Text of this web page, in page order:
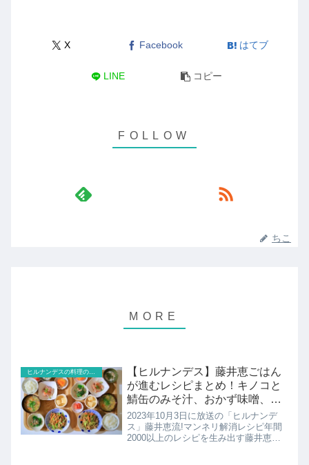
X Facebook はてブ
LINE コピー
ちこ
【ヒルナンデス】藤井恵ごはん
が進むレシピまとめ！キノコと
鯖缶のみそ汁、おかず味噌、納
豆TKG
2023年10月3日に放送の「ヒルナンデ
ス」藤井恵流!マンネリ解消レシピ年間
2000以上のレシピを生み出す藤井恵先